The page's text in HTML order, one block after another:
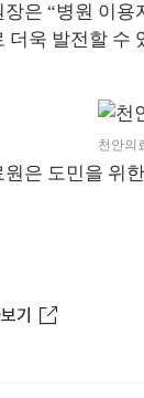
은 “병원 이용
더욱 발전할 수
천안의
은 도민을 위
기 새창열림